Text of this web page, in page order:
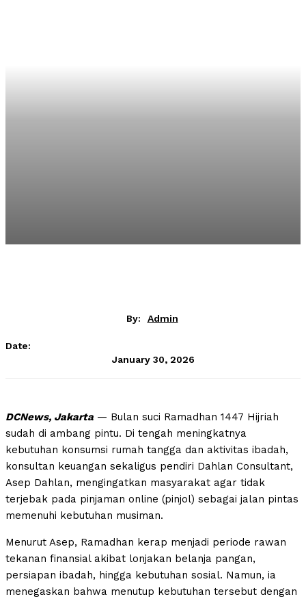
By: Admin
Date:
January 30, 2026
DCNews, Jakarta — Bulan suci Ramadhan 1447 Hijriah
sudah di ambang pintu. Di tengah meningkatnya
kebutuhan konsumsi rumah tangga dan aktivitas ibadah,
konsultan keuangan sekaligus pendiri Dahlan Consultant,
Asep Dahlan, mengingatkan masyarakat agar tidak
terjebak pada pinjaman online (pinjol) sebagai jalan pintas
memenuhi kebutuhan musiman.
Menurut Asep, Ramadhan kerap menjadi periode rawan
tekanan finansial akibat lonjakan belanja pangan,
persiapan ibadah, hingga kebutuhan sosial. Namun, ia
menegaskan bahwa menutup kebutuhan tersebut dengan